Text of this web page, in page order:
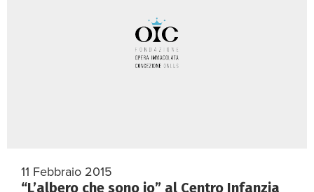
11 Febbraio 2015
“L’albero che sono io” al Centro Infanzia